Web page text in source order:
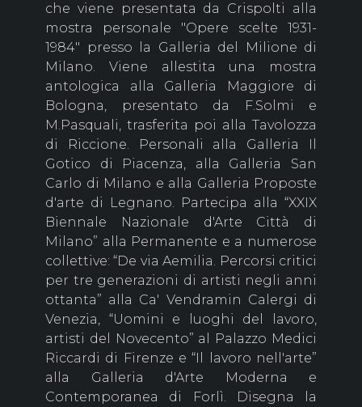
che viene presentata da Crispolti alla
mostra personale "Opere scelte 1931-
1984" presso la Galleria del Milione di
Milano. Viene allestita una mostra
antologica alla Galleria Maggiore di
Bologna, presentato da F.Solmi e
M.Pasquali, trasferita poi alla Tavolozza
di Riccione. Personali alla Galleria Il
Gotico di Piacenza, alla Galleria San
Carlo di Milano e alla Galleria Proposte
d'arte di Legnano. Partecipa alla “XXIX
Biennale Nazionale d'Arte Città di
Milano” alla Permanente e a numerose
collettive: “De via Aemilia. Percorsi critici
per tre generazioni di artisti negli anni
ottanta” alla Ca' Vendramin Calergi di
Venezia, “Uomini e luoghi del lavoro,
artisti del Novecento” al Palazzo Medici
Riccardi di Firenze e “Il lavoro nell'arte”
alla Galleria d'Arte Moderna e
Contemporanea di Forlì. Disegna la